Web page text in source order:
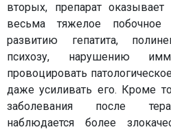
вторых, препарат оказывает
весьма тяжелое
развитию гепатита,
психозу, нарушению
провоцировать
даже усиливать его. Кроме
заболевания после
наблюдается более